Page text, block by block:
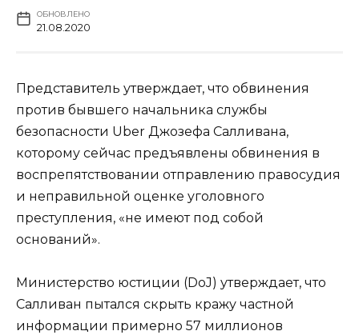
ОБНОВЛЕНО
21.08.2020
Представитель утверждает, что обвинения
против бывшего начальника службы
безопасности Uber Джозефа Салливана,
которому сейчас предъявлены обвинения в
воспрепятствовании отправлению правосудия
и неправильной оценке уголовного
преступления, «не имеют под собой
оснований».
Министерство юстиции (DoJ) утверждает, что
Салливан пытался скрыть кражу частной
информации примерно 57 миллионов